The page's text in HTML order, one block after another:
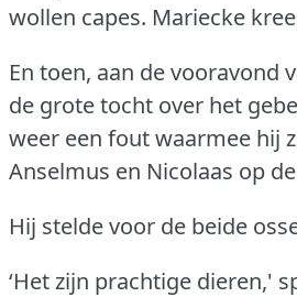
wollen capes. Mariecke
En toen, aan de vooravond
de grote tocht over het
weer een fout waarmee hij
Anselmus en Nicolaas op
Hij stelde voor de beide
‘Het zijn prachtige dieren,'